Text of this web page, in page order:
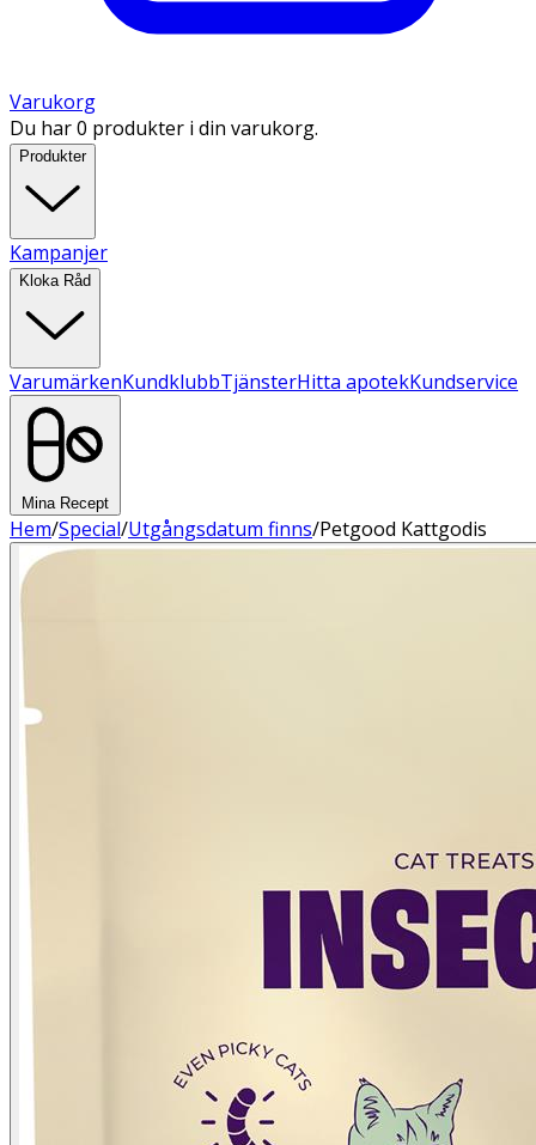
Varukorg
Du har 0 produkter i din varukorg.
Produkter
Kampanjer
Kloka Råd
VarumärkenKundklubbTjänsterHitta apotekKundservice
Mina Recept
Hem/Special/Utgångsdatum finns/Petgood Kattgodis